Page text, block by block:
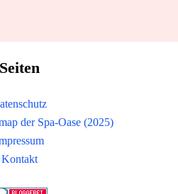
Seiten
der Spa-Oase (2025)
Kontakt